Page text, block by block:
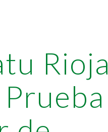
Rioja